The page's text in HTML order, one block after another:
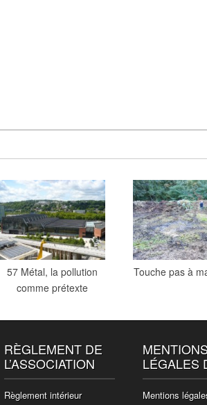
57 Métal, la pollution
comme prétexte
Touche pas à
RÈGLEMENT DE
L’ASSOCIATION
Règlement intérieur
LÉGALES
Mentions